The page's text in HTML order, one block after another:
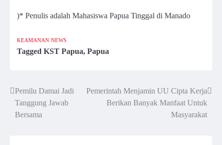
)* Penulis adalah Mahasiswa Papua Tinggal di Manado
KEAMANAN NEWS
Tagged KST Papua, Papua
Post
navigation
Pemilu Damai Jadi
Tanggung Jawab
Bersama
Pemerintah Menjamin UU Cipta Kerja
Berikan Banyak Manfaat Untuk
Masyarakat